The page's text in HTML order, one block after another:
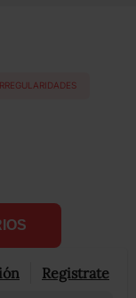
Registrate